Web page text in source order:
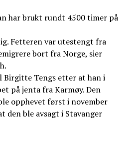
har brukt rundt 4500 timer på
Fetteren var utestengt fra
bort fra Norge, sier
Tengs etter at han i
på jenta fra Karmøy. Den
opphevet først i november
den ble avsagt i Stavanger